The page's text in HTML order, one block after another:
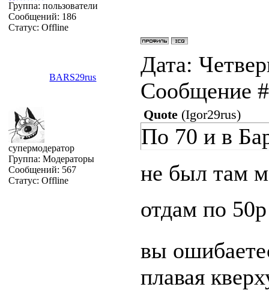
Группа: пользователи
Сообщений: 186
Статус: Offline
BARS29rus
Дата:
Сообщение
супермодератор
Группа: Модераторы
Сообщений: 567
Статус: Offline
Quote(Igor29rus)
По 70 и в
не был там
отдам по 50р
вы
плавая